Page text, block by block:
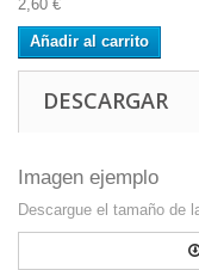
2,60 €
Añadir al carrito
DESCARGAR
Imagen ejemplo
Descargue el tamaño de